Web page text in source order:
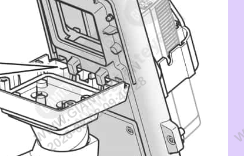
WWW.GIANTEYE.CN
2026-08-08 09:45:28